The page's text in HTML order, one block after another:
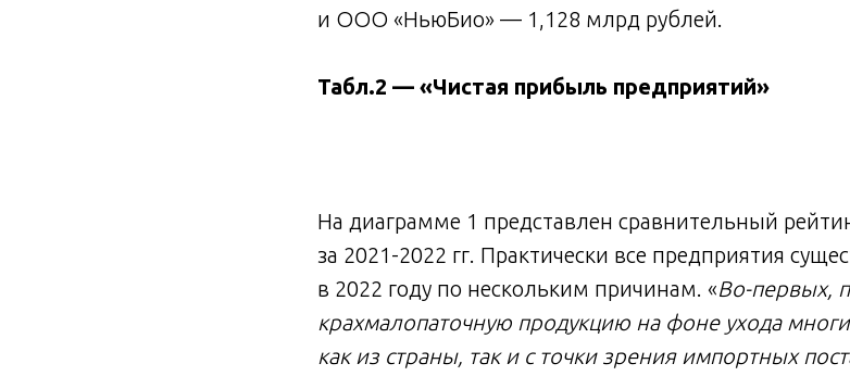
и ООО «НьюБио» — 1,128 млрд рублей.
Табл.2 — «Чистая прибыль предприятий»
На диаграмме 1 представлен сравнительный
за 2021-2022 гг. Практически все предприятия
в 2022 году по нескольким причинам. «Во-первых,
крахмалопаточную продукцию на фоне ухода
как из страны, так и с точки зрения импортных